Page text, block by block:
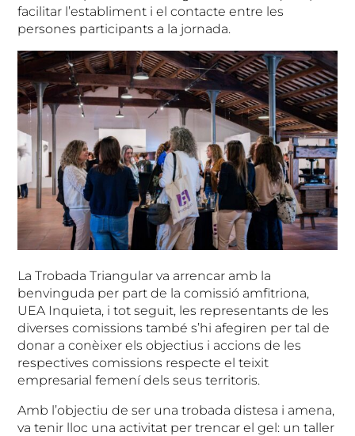
facilitar l’establiment i el contacte entre les
persones participants a la jornada.
La Trobada Triangular va arrencar amb la
benvinguda per part de la comissió amfitriona,
UEA Inquieta, i tot seguit, les representants de les
diverses comissions també s’hi afegiren per tal de
donar a conèixer els objectius i accions de les
respectives comissions respecte el teixit
empresarial femení dels seus territoris.
Amb l’objectiu de ser una trobada distesa i amena,
va tenir lloc una activitat per trencar el gel: un taller